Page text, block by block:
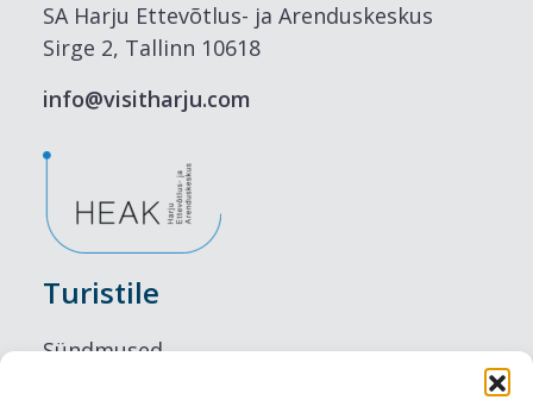
SA Harju Ettevõtlus- ja Arenduskeskus
Sirge 2, Tallinn 10618
info@visitharju.com
Turistile
Sündmused